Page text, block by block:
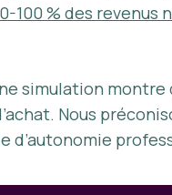
100 % des revenus
simulation montre
Nous
d’autonomie